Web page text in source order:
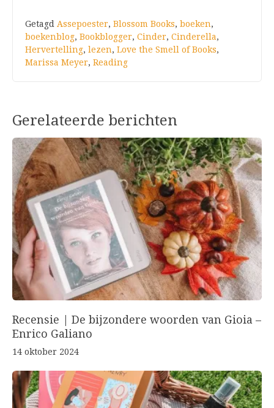
Getagd Assepoester, Blossom Books, boeken,
boekenblog, Bookblogger, Cinder, Cinderella,
Hervertelling, lezen, Love the Smell of Books,
Marissa Meyer, Reading
Gerelateerde berichten
Recensie | De bijzondere woorden van Gioia –
Enrico Galiano
14 oktober 2024